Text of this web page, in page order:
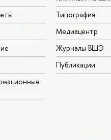
Типография
Медиацентр
Журналы ВШЭ
Публикации